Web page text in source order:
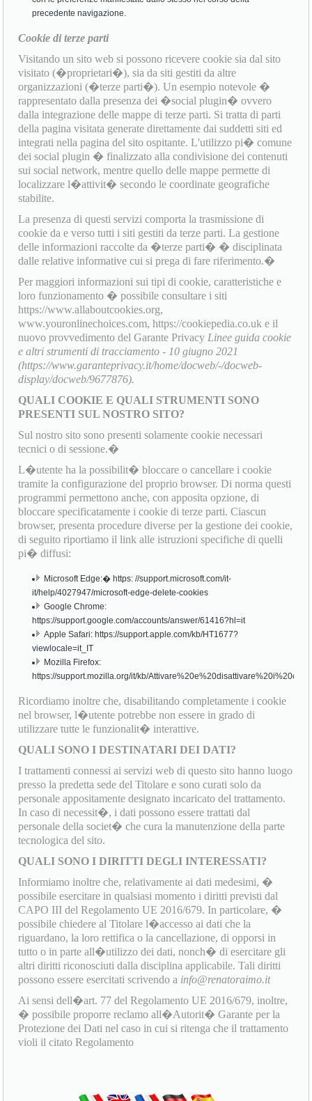
precedente navigazione.
Cookie di terze parti
Visitando un sito web si possono ricevere cookie sia dal sito
visitato (�proprietari�), sia da siti gestiti da altre
organizzazioni (�terze parti�). Un esempio notevole �
rappresentato dalla presenza dei �social plugin� ovvero
dalla integrazione delle mappe di terze parti. Si tratta di parti
della pagina visitata generate direttamente dai suddetti siti ed
integrati nella pagina del sito ospitante. L'utilizzo pi� comune
dei social plugin � finalizzato alla condivisione dei contenuti
sui social network, mentre quello delle mappe permette di
localizzare l�attivit� secondo le coordinate geografiche
stabilite.
La presenza di questi servizi comporta la trasmissione di
cookie da e verso tutti i siti gestiti da terze parti. La gestione
delle informazioni raccolte da �terze parti� � disciplinata
dalle relative informative cui si prega di fare riferimento.�
Per maggiori informazioni sui tipi di cookie, caratteristiche e
loro funzionamento � possibile consultare i siti
https://www.allaboutcookies.org,
www.youronlinechoices.com, https://cookiepedia.co.uk e il
nuovo provvedimento del Garante Privacy Linee guida cookie
e altri strumenti di tracciamento - 10 giugno 2021
(https://www.garanteprivacy.it/home/docweb/-/docweb-
display/docweb/9677876).
QUALI COOKIE E QUALI STRUMENTI SONO
PRESENTI SUL NOSTRO SITO?
Sul nostro sito sono presenti solamente cookie necessari
tecnici o di sessione.�
L�utente ha la possibilit� bloccare o cancellare i cookie
tramite la configurazione del proprio browser. Di norma questi
programmi permettono anche, con apposita opzione, di
bloccare specificatamente i cookie di terze parti. Ciascun
browser, presenta procedure diverse per la gestione dei cookie,
di seguito riportiamo il link alle istruzioni specifiche di quelli
pi� diffusi:
Microsoft Edge:� https: //support.microsoft.com/it-
it/help/4027947/microsoft-edge-delete-cookies
Google Chrome:
https://support.google.com/accounts/answer/61416?hl=it
Apple Safari: https://support.apple.com/kb/HT1677?
viewlocale=it_IT
Mozilla Firefox:
https://support.mozilla.org/it/kb/
Ricordiamo inoltre che, disabilitando completamente i cookie
nel browser, l�utente potrebbe non essere in grado di
utilizzare tutte le funzionalit� interattive.
QUALI SONO I DESTINATARI DEI DATI?
I trattamenti connessi ai servizi web di questo sito hanno luogo
presso la predetta sede del Titolare e sono curati solo da
personale appositamente designato incaricato del trattamento.
In caso di necessit�, i dati possono essere trattati dal
personale della societ� che cura la manutenzione della parte
tecnologica del sito.
QUALI SONO I DIRITTI DEGLI INTERESSATI?
Informiamo inoltre che, relativamente ai dati medesimi, �
possibile esercitare in qualsiasi momento i diritti previsti dal
CAPO III del Regolamento UE 2016/679. In particolare, �
possibile chiedere al Titolare l�accesso ai dati che la
riguardano, la loro rettifica o la cancellazione, di opporsi in
tutto o in parte all�utilizzo dei dati, nonch� di esercitare gli
altri diritti riconosciuti dalla disciplina applicabile. Tali diritti
possono essere esercitati scrivendo a info@renatoraimo.it
Ai sensi dell�art. 77 del Regolamento UE 2016/679, inoltre,
� possibile proporre reclamo all�Autorit� Garante per la
Protezione dei Dati nel caso in cui si ritenga che il trattamento
violi il citato Regolamento